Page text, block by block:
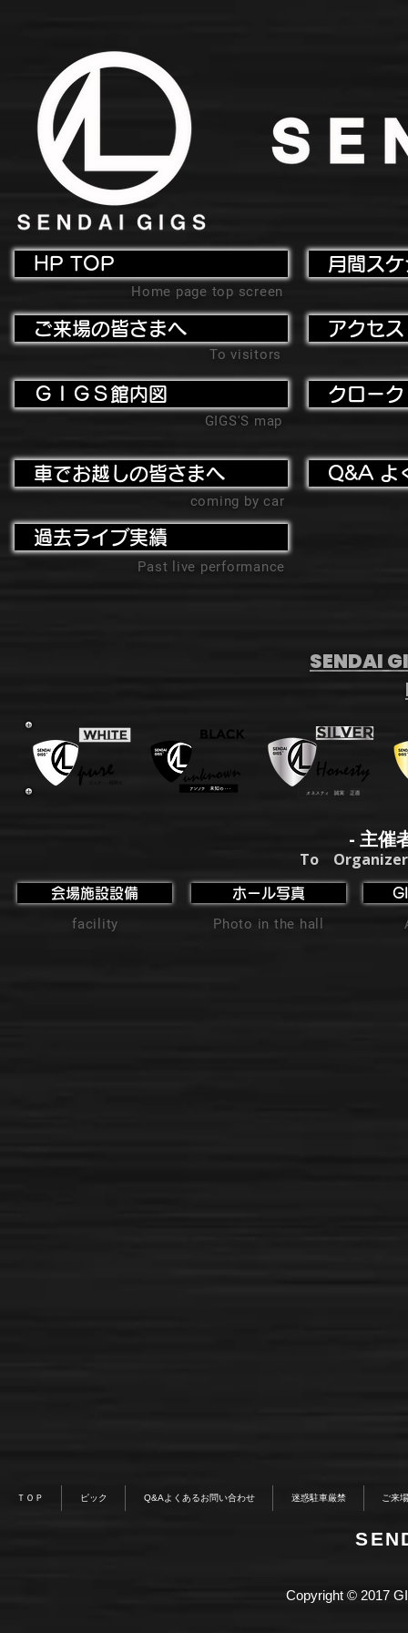
HP TOP
Home page top screen
ご来場の皆さまへ
To visitors
ＧＩＧＳ館内図
GIGS'S map
月間ス
アクセ
クローク
車でお越しの皆さまへ
coming by car
過去ライブ実績
Past live performance
Q&A よ
SENDAI
- 主催
To
会場施設設備
facility
ホール写真
Photo in the hall
ＴＯＰ ピック Q&Aよくあるお問い合わせ 迷惑駐車厳禁 ご来
Copyright © 2017